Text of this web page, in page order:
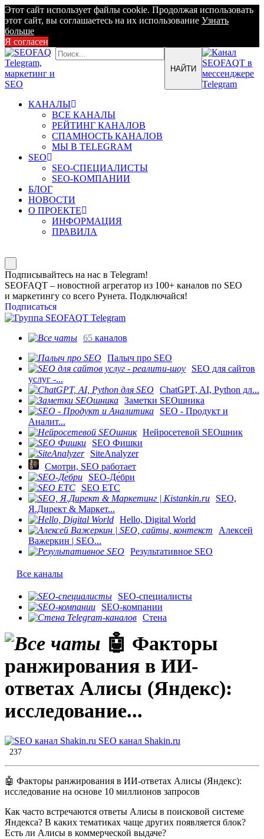
Этот сайт использует файлы cookie. Продолжая использовать
этот сайт, вы соглашаетесь на их использование Узнать
больше
Я согласен
КАНАЛЫ
ВСЕ КАНАЛЫ
РЕЙТИНГ КАНАЛОВ
СПАМНОСТЬ КАНАЛОВ
МЫ В TELEGRAM
SEO
SEO-СПЕЦИАЛИСТЫ
SEO-КОМПАНИИ
БЛОГ
НОВОСТИ
О ПРОЕКТЕ
ИНФОРМАЦИЯ
ПРАВИЛА
Подписывайтесь на нас в Telegram!
SEOFAQT – новостной агрегатор из 100+ каналов по SEO
и маркетингу со всего Рунета. Подключайся!
Подписаться
65 каналов
Палыч про SEO
SEO для сайтов
услуг -...
ChatGPT, AI, Python дл...
Заметки SEOшника
SEO - Продукт и
Аналит...
Нейросетевой SEOшник
SEO Фишки
SiteAnalyzer
Смотри, SEO работает
SEO-Де́бри
SEO ETC
SEO,
Я.Директ & Маркет...
Hello, Digital World
Алексей
Важеркин | SEO...
Результативное SEO
Все каналы
SEO-специалисты
SEO-компании
Стена
🤖 Факторы
ранжирования в ИИ-
ответах Алисы (Яндекс):
исследование...
SEO канал Shakin.ru
237
🤖 Факторы ранжирования в ИИ-ответах Алисы (Яндекс):
исследование на основе 10 миллионов запросов
Как часто встречаются ответы Алисы в поисковой системе
Яндекса? В каких тематиках чаще других появляется блок?
Есть ли Алисы в коммерческой выдаче?